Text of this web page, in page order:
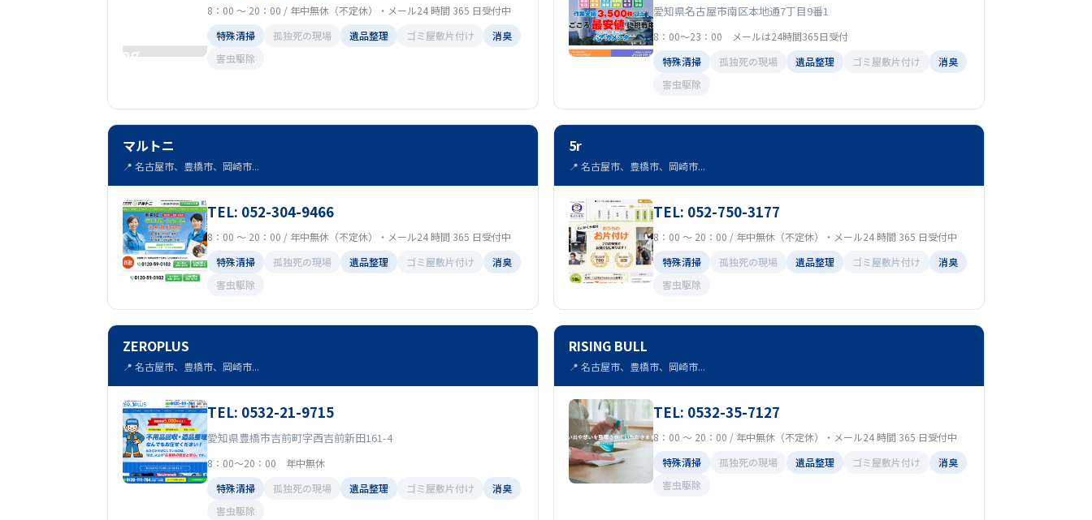
8：00 ～ 20：00 / 年中無休（不定休）・メール24 時間 365 日受付中
特殊清掃
孤独死の現場 遺品整理 ゴミ屋敷片付け
消臭
害虫駆除
愛知県名古屋市南区本地通7丁目9番1
8：00～23：00 メールは24時間365日受付
特殊清掃
孤独死の現場 遺品整理 ゴミ屋敷片付け
消臭
害虫駆除
マルトニ
📍 名古屋市、豊橋市、岡崎市...
TEL: 052-304-9466
8：00 ～ 20：00 / 年中無休（不定休）・メール24 時間 365 日受付中
特殊清掃
孤独死の現場 遺品整理 ゴミ屋敷片付け
消臭
害虫駆除
5r
📍 名古屋市、豊橋市、岡崎市...
TEL: 052-750-3177
8：00 ～ 20：00 / 年中無休（不定休）・メール24 時間 365 日受付中
特殊清掃
孤独死の現場 遺品整理 ゴミ屋敷片付け
消臭
害虫駆除
ZEROPLUS
📍 名古屋市、豊橋市、岡崎市...
TEL: 0532-21-9715
愛知県豊橋市吉前町字西吉前新田161-4
8：00～20：00 年中無休
特殊清掃
孤独死の現場 遺品整理 ゴミ屋敷片付け
消臭
害虫駆除
RISING BULL
📍 名古屋市、豊橋市、岡崎市...
TEL: 0532-35-7127
8：00 ～ 20：00 / 年中無休（不定休）・メール24 時間 365 日受付中
特殊清掃
孤独死の現場 遺品整理 ゴミ屋敷片付け
消臭
害虫駆除